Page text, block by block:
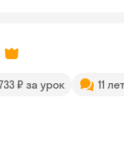
₽ за урок 11